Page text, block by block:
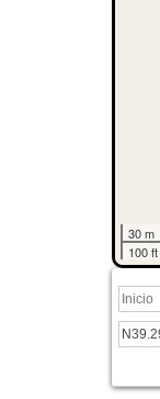
30 m
100 ft